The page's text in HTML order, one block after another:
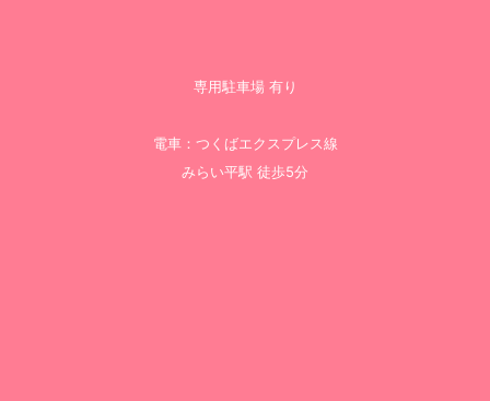
専用駐車場 有り
電車：つくばエクスプレス線
みらい平駅 徒歩5分